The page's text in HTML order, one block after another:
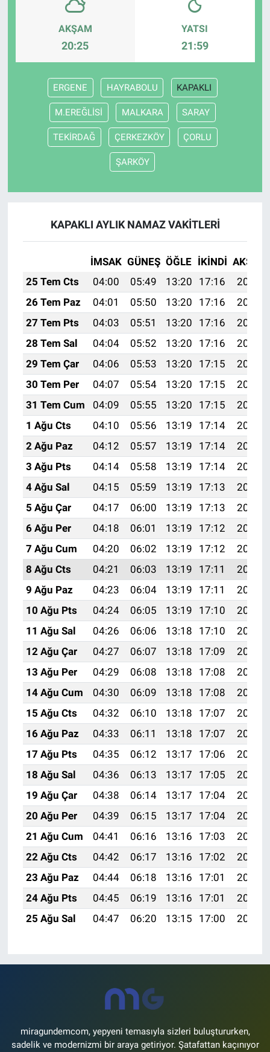
AKŞAM
20:25
YATSI
21:59
ERGENE HAYRABOLU KAPAKLI
M.EREĞLİSİ MALKARA SARAY
TEKİRDAĞ ÇERKEZKÖY ÇORLU
ŞARKÖY
KAPAKLI AYLIK NAMAZ VAKITLERI
İMSAK GÜNEŞ ÖĞLE İKINDI AKŞAM
25 Tem Cts
04:00 05:49 13:20 17:16
20:40
26 Tem Paz
04:01 05:50 13:20 17:16
20:39
27 Tem Pts
04:03 05:51 13:20 17:16
20:38
28 Tem Sal
04:04 05:52 13:20 17:16
20:37
29 Tem Çar
04:06 05:53 13:20 17:15
20:36
30 Tem Per
04:07 05:54 13:20 17:15
20:35
31 Tem Cum
04:09 05:55 13:20 17:15
20:34
1 Ağu Cts
04:10 05:56 13:19 17:14
20:33
2 Ağu Paz
04:12 05:57 13:19 17:14
20:32
3 Ağu Pts
04:14 05:58 13:19 17:14
20:31
4 Ağu Sal
04:15 05:59 13:19 17:13
20:30
5 Ağu Çar
04:17 06:00 13:19 17:13
20:29
6 Ağu Per
04:18 06:01 13:19 17:12
20:27
7 Ağu Cum
04:20 06:02 13:19 17:12
20:26
8 Ağu Cts
04:21 06:03 13:19 17:11
20:25
9 Ağu Paz
04:23 06:04 13:19 17:11
20:24
10 Ağu Pts
04:24 06:05 13:19 17:10
20:22
11 Ağu Sal
04:26 06:06 13:18 17:10
20:21
12 Ağu Çar
04:27 06:07 13:18 17:09
20:20
13 Ağu Per
04:29 06:08 13:18 17:08
20:18
14 Ağu Cum
04:30 06:09 13:18 17:08
20:17
15 Ağu Cts
04:32 06:10 13:18 17:07
20:15
16 Ağu Paz
04:33 06:11 13:18 17:07
20:14
17 Ağu Pts
04:35 06:12 13:17 17:06
20:13
18 Ağu Sal
04:36 06:13 13:17 17:05
20:11
19 Ağu Çar
04:38 06:14 13:17 17:04
20:10
20 Ağu Per
04:39 06:15 13:17 17:04
20:08
21 Ağu Cum
04:41 06:16 13:16 17:03
20:07
22 Ağu Cts
04:42 06:17 13:16 17:02
20:05
23 Ağu Paz
04:44 06:18 13:16 17:01
20:04
24 Ağu Pts
04:45 06:19 13:16 17:01
20:02
25 Ağu Sal
04:47 06:20 13:15 17:00 20:01
miragundemcom, yepyeni temasıyla sizleri buluştururken,
sadelik ve modernizmi bir araya getiriyor. Şatafattan kaçınıyor